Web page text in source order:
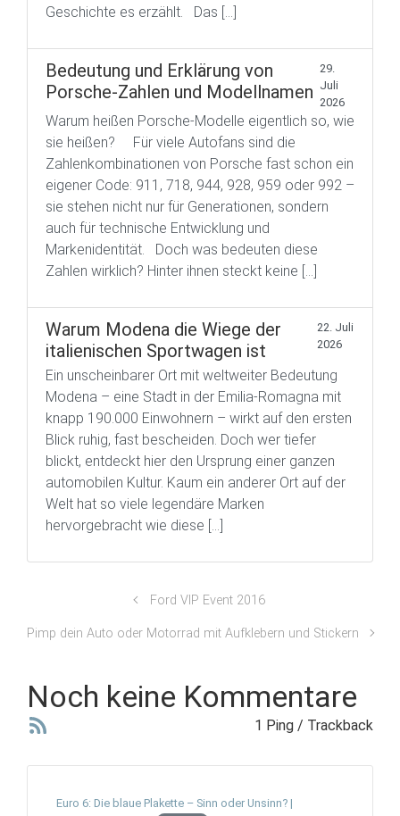
Geschichte es erzählt. Das […]
Bedeutung und Erklärung von
Porsche-Zahlen und Modellnamen
29.
Juli
2026
Warum heißen Porsche-Modelle eigentlich so, wie
sie heißen? Für viele Autofans sind die
Zahlenkombinationen von Porsche fast schon ein
eigener Code: 911, 718, 944, 928, 959 oder 992 –
sie stehen nicht nur für Generationen, sondern
auch für technische Entwicklung und
Markenidentität. Doch was bedeuten diese
Zahlen wirklich? Hinter ihnen steckt keine […]
Warum Modena die Wiege der
italienischen Sportwagen ist
22. Juli
2026
Ein unscheinbarer Ort mit weltweiter Bedeutung
Modena – eine Stadt in der Emilia-Romagna mit
knapp 190.000 Einwohnern – wirkt auf den ersten
Blick ruhig, fast bescheiden. Doch wer tiefer
blickt, entdeckt hier den Ursprung einer ganzen
automobilen Kultur. Kaum ein anderer Ort auf der
Welt hat so viele legendäre Marken
hervorgebracht wie diese […]
Ford VIP Event 2016
Pimp dein Auto oder Motorrad mit Aufklebern und Stickern
Noch keine Kommentare
1 Ping / Trackback
Euro 6: Die blaue Plakette – Sinn oder Unsinn? |